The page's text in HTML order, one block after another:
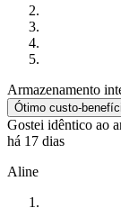
Armazenamento
Ótimo custo-
Gostei idêntico ao
há 17 dias
Aline